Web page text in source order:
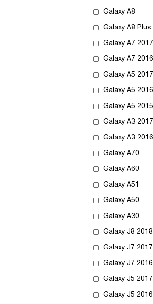
Galaxy A8
Galaxy A8 Plus
Galaxy A7 2017
Galaxy A7 2016
Galaxy A5 2017
Galaxy A5 2016
Galaxy A5 2015
Galaxy A3 2017
Galaxy A3 2016
Galaxy A70
Galaxy A60
Galaxy A51
Galaxy A50
Galaxy A30
Galaxy J8 2018
Galaxy J7 2017
Galaxy J7 2016
Galaxy J5 2017
Galaxy J5 2016